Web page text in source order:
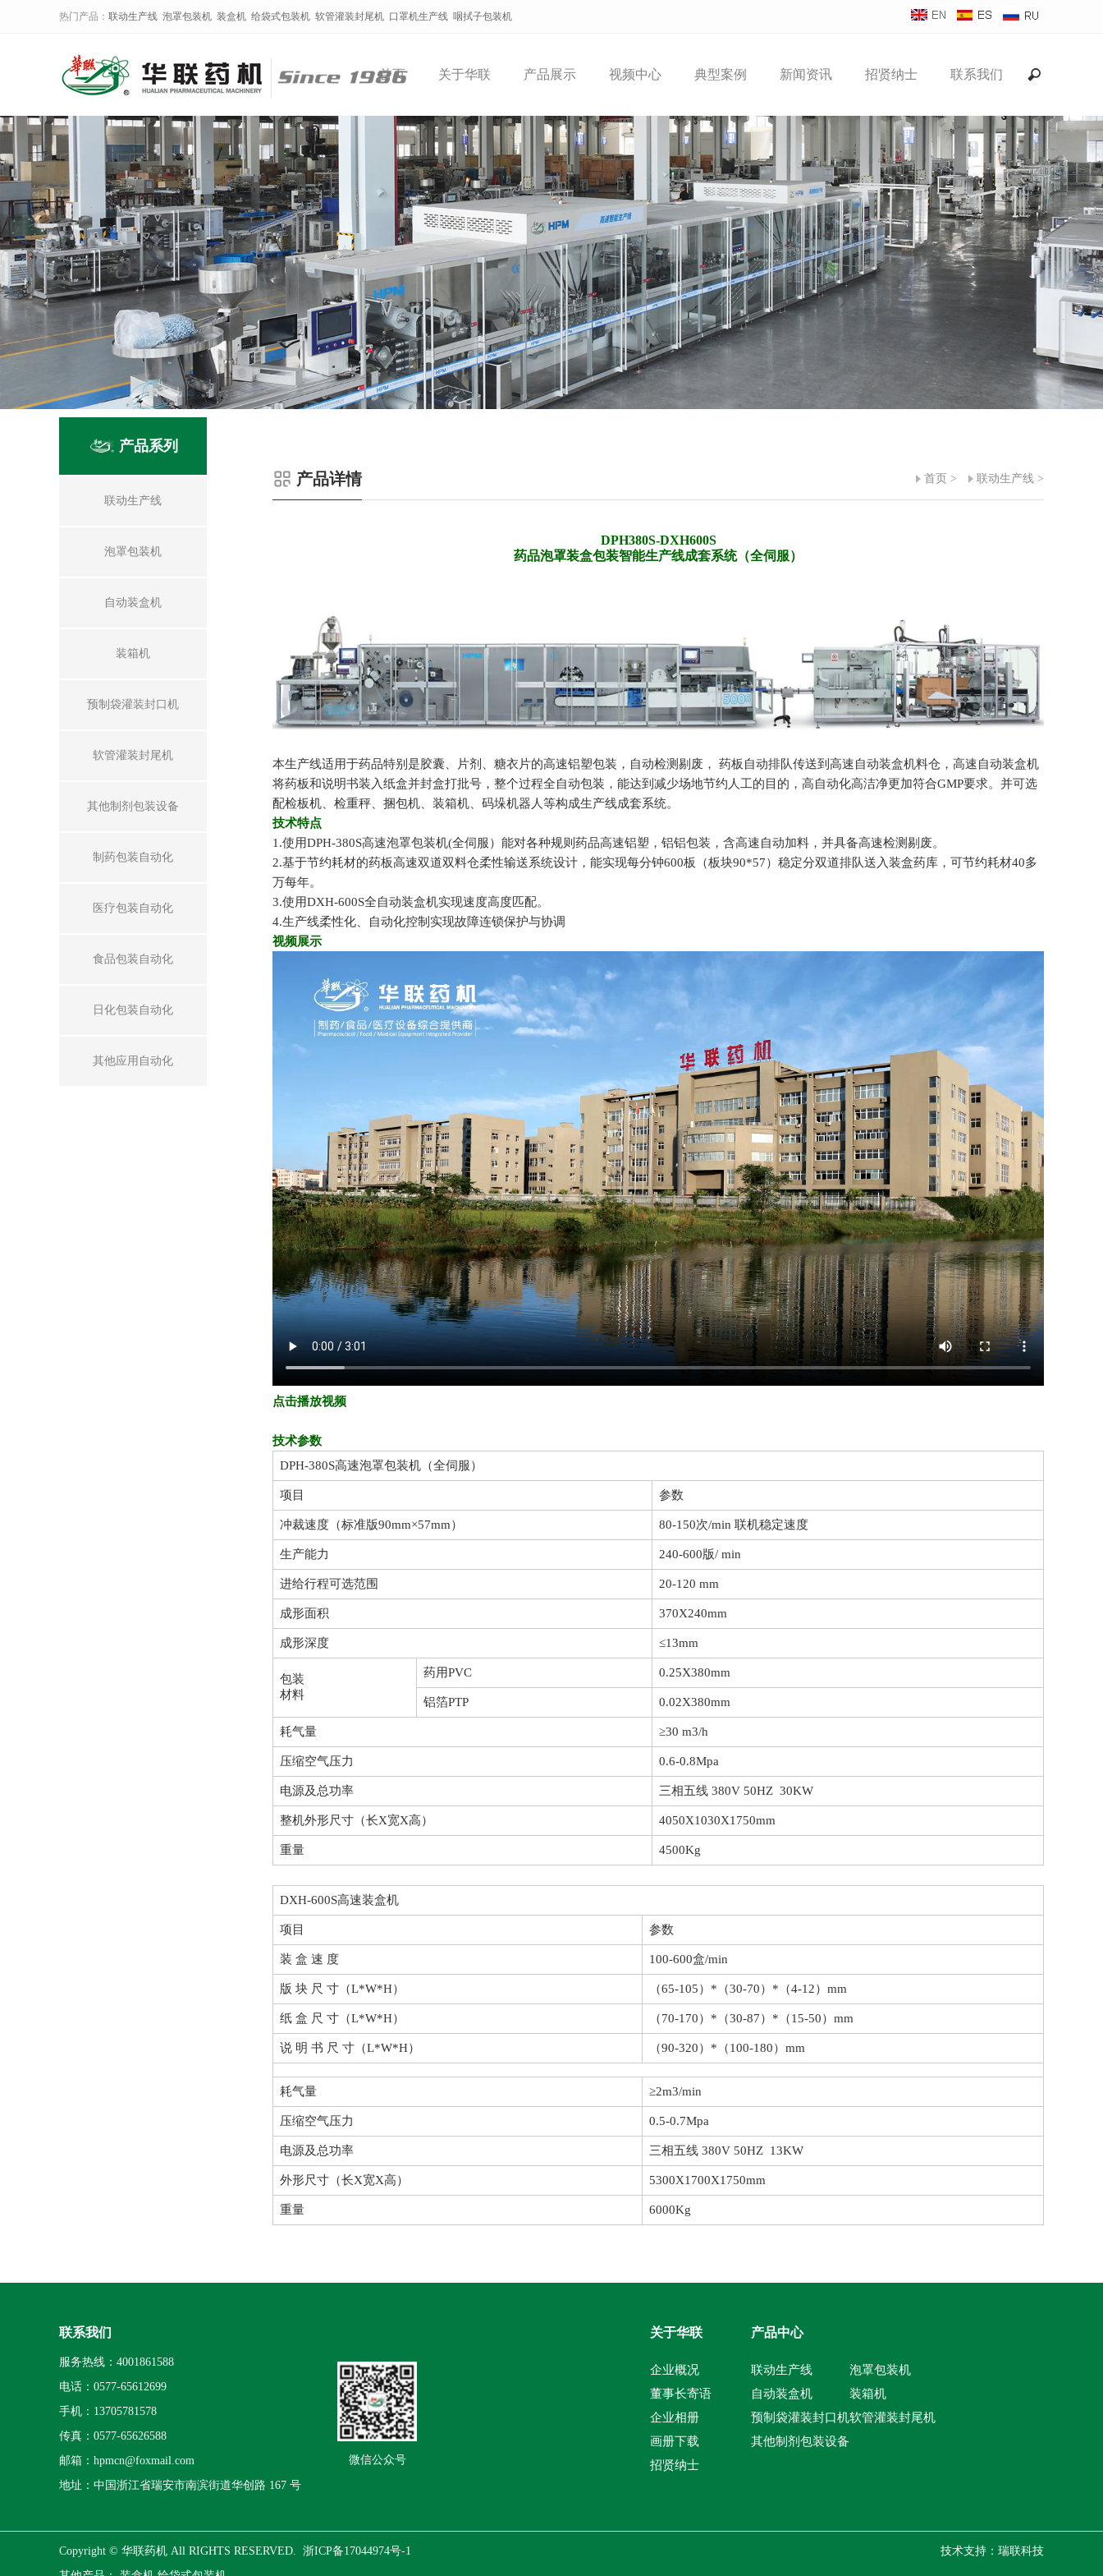
热门产品： 联动生产线 泡罩包装机 装盒机 给袋式包装机 软管灌装封尾机 口罩机生产线 咽拭子包装机
首页 关于华联 产品展示 视频中心 典型案例 新闻资讯 招贤纳士 联系我们
产品系列
联动生产线
泡罩包装机
自动装盒机
装箱机
预制袋灌装封口机
软管灌装封尾机
其他制剂包装设备
制药包装自动化
医疗包装自动化
食品包装自动化
日化包装自动化
其他应用自动化
产品详情 首页 > 联动生产线 >
DPH380S-DXH600S
药品泡罩装盒包装智能生产线成套系统（全伺服）
本生产线适用于药品特别是胶囊、片剂、糖衣片的高速铝塑包装，自动检测剔废， 药板自动排队传送到高速自动装盒机料仓，高速自动装盒机
将药板和说明书装入纸盒并封盒打批号，整个过程全自动包装，能达到减少场地节约人工的目的，高自动化高洁净更加符合GMP要求。并可选
配检板机、检重秤、捆包机、装箱机、码垛机器人等构成生产线成套系统。
技术特点
1.使用DPH-380S高速泡罩包装机(全伺服）能对各种规则药品高速铝塑，铝铝包装，含高速自动加料，并具备高速检测剔废。
2.基于节约耗材的药板高速双道双料仓柔性输送系统设计，能实现每分钟600板（板块90*57）稳定分双道排队送入装盒药库，可节约耗材40多
万每年。
3.使用DXH-600S全自动装盒机实现速度高度匹配。
4.生产线柔性化、自动化控制实现故障连锁保护与协调
视频展示
点击播放视频
技术参数
DPH-380S高速泡罩包装机（全伺服）
项目 参数
冲裁速度（标准版90mm×57mm） 80-150次/min 联机稳定速度
生产能力 240-600版/ min
进给行程可选范围 20-120 mm
成形面积 370X240mm
成形深度 ≤13mm
包装
材料
药用PVC 0.25X380mm
铝箔PTP 0.02X380mm
耗气量 ≥30 m3/h
压缩空气压力 0.6-0.8Mpa
电源及总功率 三相五线 380V 50HZ 30KW
整机外形尺寸（长X宽X高） 4050X1030X1750mm
重量 4500Kg
DXH-600S高速装盒机
项目 参数
装 盒 速 度 100-600盒/min
版 块 尺 寸（L*W*H） （65-105）*（30-70）*（4-12）mm
纸 盒 尺 寸（L*W*H） （70-170）*（30-87）*（15-50）mm
说 明 书 尺 寸（L*W*H） （90-320）*（100-180）mm
耗气量 ≥2m3/min
压缩空气压力 0.5-0.7Mpa
电源及总功率 三相五线 380V 50HZ 13KW
外形尺寸（长X宽X高） 5300X1700X1750mm
重量 6000Kg
联系我们
服务热线：4001861588
电话：0577-65612699
手机：13705781578
传真：0577-65626588
邮箱：hpmcn@foxmail.com
地址：中国浙江省瑞安市南滨街道华创路 167 号
微信公众号
关于华联
企业概况
董事长寄语
企业相册
画册下载
招贤纳士
产品中心
联动生产线
泡罩包装机
自动装盒机
装箱机
预制袋灌装封口机软管灌装封尾机
其他制剂包装设备
Copyright © 华联药机 All RIGHTS RESERVED. 浙ICP备17044974号-1 技术支持： 瑞联科技